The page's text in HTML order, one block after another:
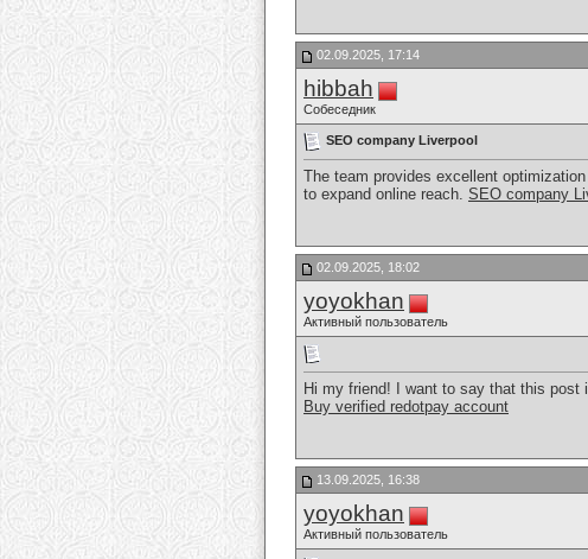
02.09.2025, 17:14
hibbah
Собеседник
SEO company Liverpool
The team provides excellent
to expand online reach. SEO company
02.09.2025, 18:02
yoyokhan
Активный пользователь
Hi my friend! I want to say that this post
Buy verified redotpay account
13.09.2025, 16:38
yoyokhan
Активный пользователь